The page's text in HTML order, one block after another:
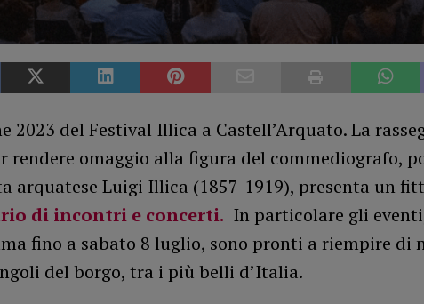
2023 del Festival Illica a Castell’Arquato. La
rendere omaggio alla figura del commediografo,
arquatese Luigi Illica (1857-1919), presenta un
di incontri e concerti. In particolare gli
fino a sabato 8 luglio, sono pronti a riempire di
del borgo, tra i più belli d’Italia.